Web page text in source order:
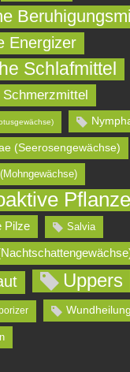
Energizer
Schlafmittel
(Seerosengewächse)
Pilze Salvia
Uppers
Wundheilung